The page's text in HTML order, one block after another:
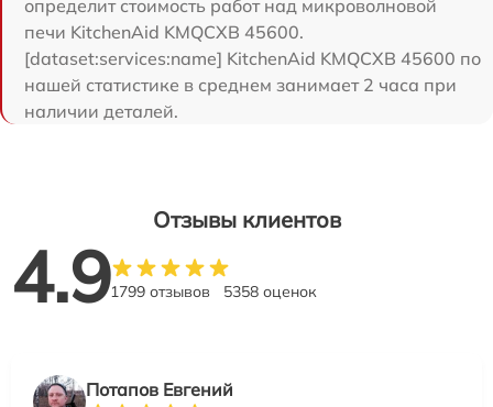
определит стоимость работ над микроволновой
печи KitchenAid KMQCXB 45600.
[dataset:services:name] KitchenAid KMQCXB 45600 по
нашей статистике в среднем занимает 2 часа при
наличии деталей.
Отзывы клиентов
4.91799 отзывов 5358 оценок
Потапов Евгений